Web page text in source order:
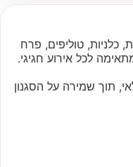
כלניות, טוליפים, פרח
לכל אירוע חגיגי.
תוך שמירה על הסגנון